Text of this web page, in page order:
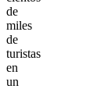
de
miles
de
turistas
en
un